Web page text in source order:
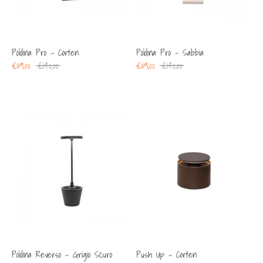
Poldina Pro - Corten
€119,00 Prezzo
€140,00
Poldina Pro - Sabbia
€119,00 Prezzo
€140,00
Poldina Reverso - Grigio Scuro
Push Up - Corten